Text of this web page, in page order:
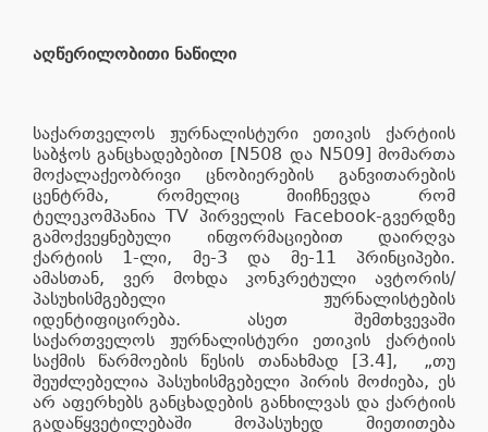
აღწერილობითი ნაწილი
საქართველოს ჟურნალისტური ეთიკის ქარტიის
საბჭოს განცხადებებით [N508 და N509] მომართა
მოქალაქეობრივი ცნობიერების განვითარების
ცენტრმა, რომელიც მიიჩნევდა რომ
ტელეკომპანია TV პირველის Facebook-გვერდზე
გამოქვეყნებული ინფორმაციებით დაირღვა
ქარტიის 1-ლი, მე-3 და მე-11 პრინციპები.
ამასთან, ვერ მოხდა კონკრეტული ავტორის/
პასუხისმგებელი ჟურნალისტების
იდენტიფიცირება. ასეთ შემთხვევაში
საქართველოს ჟურნალისტური ეთიკის ქარტიის
საქმის წარმოების წესის თანახმად [3.4], „თუ
შეუძლებელია პასუხისმგებელი პირის მოძიება, ეს
არ აფერხებს განცხადების განხილვას და ქარტიის
გადაწყვეტილებაში მოპასუხედ მიეთითება